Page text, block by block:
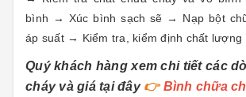
bình → Xúc bình sạch sẽ → Nạp bột
áp suất → Kiểm tra, kiểm định chất lượng
Quý khách hàng xem chi tiết các
cháy và giá tại đây 👉Bình chữa